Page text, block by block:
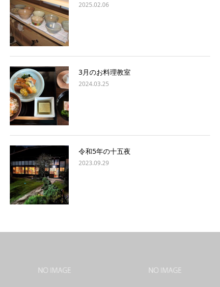
2025.02.06
3月のお料理教室
2024.03.25
令和5年の十五夜
2023.09.29